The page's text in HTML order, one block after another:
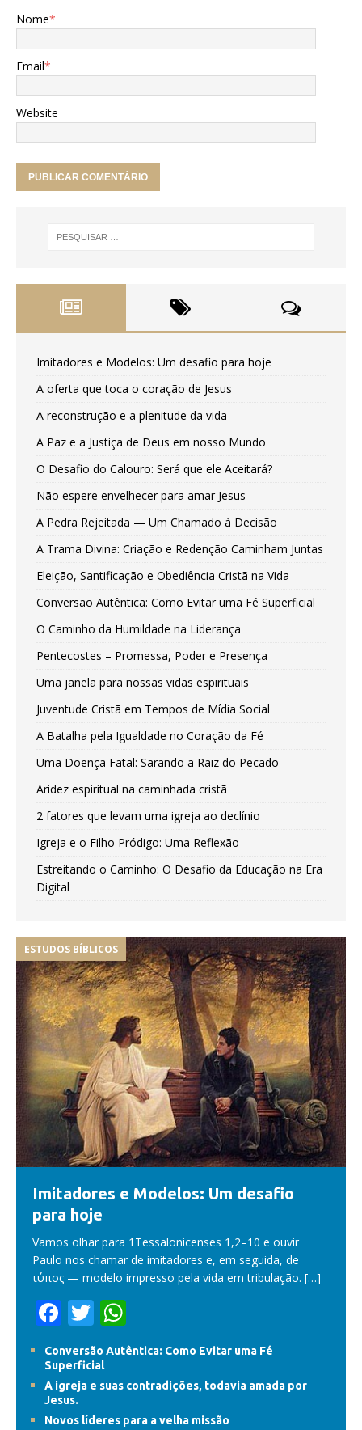
Nome*
Email*
Website
Imitadores e Modelos: Um desafio para hoje
A oferta que toca o coração de Jesus
A reconstrução e a plenitude da vida
A Paz e a Justiça de Deus em nosso Mundo
O Desafio do Calouro: Será que ele Aceitará?
Não espere envelhecer para amar Jesus
A Pedra Rejeitada — Um Chamado à Decisão
A Trama Divina: Criação e Redenção Caminham Juntas
Eleição, Santificação e Obediência Cristã na Vida
Conversão Autêntica: Como Evitar uma Fé Superficial
O Caminho da Humildade na Liderança
Pentecostes – Promessa, Poder e Presença
Uma janela para nossas vidas espirituais
Juventude Cristã em Tempos de Mídia Social
A Batalha pela Igualdade no Coração da Fé
Uma Doença Fatal: Sarando a Raiz do Pecado
Aridez espiritual na caminhada cristã
2 fatores que levam uma igreja ao declínio
Igreja e o Filho Pródigo: Uma Reflexão
Estreitando o Caminho: O Desafio da Educação na Era
Digital
ESTUDOS BÍBLICOS
Imitadores e Modelos: Um desafio
para hoje
Vamos olhar para 1Tessalonicenses 1,2–10 e ouvir
Paulo nos chamar de imitadores e, em seguida, de
τύπος — modelo impresso pela vida em tribulação. […]
F
e
b
o
T
w
itt
er
h
at
s
A
Conversão Autêntica: Como Evitar uma Fé
Superficial
A igreja e suas contradições, todavia amada por
Jesus.
Novos líderes para a velha missão